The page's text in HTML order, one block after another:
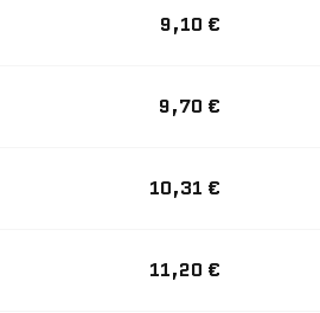
9,10 €
9,70 €
10,31 €
11,20 €